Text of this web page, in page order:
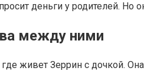
деньги у родителей. Но
между ними
живет Зеррин с дочкой.